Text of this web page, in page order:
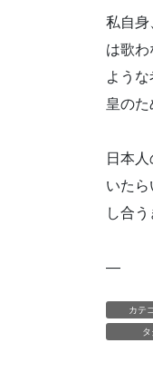
私自身
は歌わ
よう
皇のた
日本
いたら
し合
—
カテ
タ